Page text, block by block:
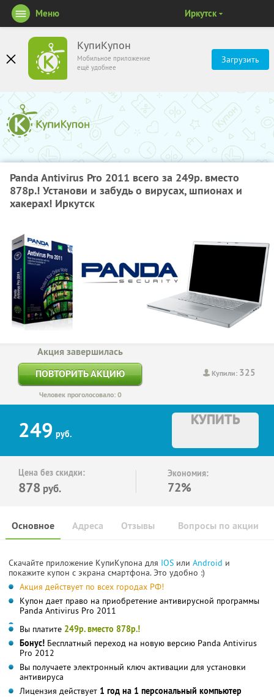
КупиКупон
Мобильное приложение
ещё удобнее
Загрузить
Меню Иркутск
Panda Antivirus Pro 2011 всего за 249р. вместо
878р.! Установи и забудь о вирусах, шпионах и
хакерах! Иркутск
Купили: 325
Акция завершилась
ПОВТОРИТЬ АКЦИЮ
Человек проголосовало: 0
249 руб.
КУПИТЬ
Цена без скидки:
878 руб.
Экономия:
72%
Основное Отзывы Вопросы по акции
Адреса
Скачайте приложение КупиКупона для IOS или Android и
покажите купон с экрана смартфона. Это удобно :)
Акция действует по всех городах РФ!
Купон дает право на приобретение антивирусной программы
Panda Antivirus Pro 2011
Вы платите 249р. вместо 878р.!
Бонус! Бесплатный переход на новую версию Panda Antivirus
Pro 2012
Вы получаете электронный ключ активации для установки
антивируса
Лицензия действует 1 год на 1 персональный компьютер